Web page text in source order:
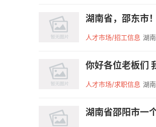
湖南省，邵东市
人才市场/招工信息 湖
你好各位老板们
人才市场/求职信息 湖
湖南省邵阳市一